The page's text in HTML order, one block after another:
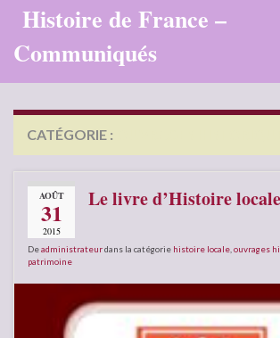
Histoire de France –
Communiqués
CATÉGORIE :
AOÛT
31
2015
Le livre d’Histoire locale
Deadministrateurdans la catégorie histoire locale ouvrages
patrimoine